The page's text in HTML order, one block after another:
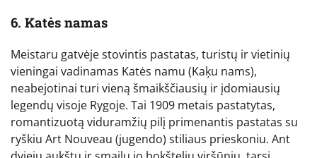
6. Katės namas
Meistaru gatvėje stovintis pastatas, turistų ir vietinių
vieningai vadinamas Katės namu (Kaķu nams),
neabejotinai turi vieną šmaikščiausių ir įdomiausių
legendų visoje Rygoje. Tai 1909 metais pastatytas,
romantizuotą viduramžių pilį primenantis pastatas su
ryškiu Art Nouveau (jugendo) stiliaus prieskoniu. Ant